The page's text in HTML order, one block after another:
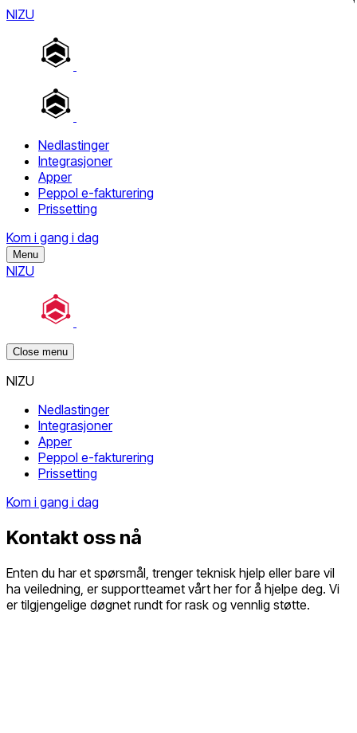
NIZU
Nedlastinger
Integrasjoner
Apper
Peppol e-fakturering
Prissetting
Kom i gang i dag
Menu
NIZU
Close menu
NIZU
Nedlastinger
Integrasjoner
Apper
Peppol e-fakturering
Prissetting
Kom i gang i dag
Kontakt oss nå
Enten du har et spørsmål, trenger teknisk hjelp eller bare vil
ha veiledning, er supportteamet vårt her for å hjelpe deg. Vi
er tilgjengelige døgnet rundt for rask og vennlig støtte.